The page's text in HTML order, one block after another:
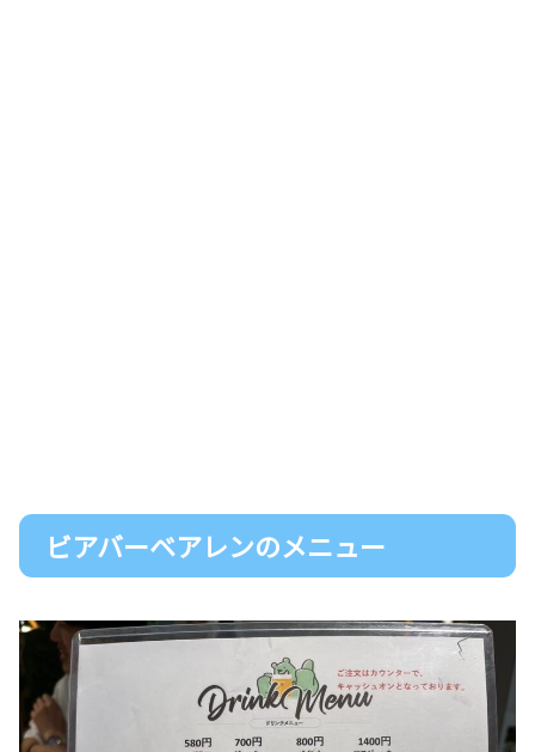
ビアバーベアレンのメニュー